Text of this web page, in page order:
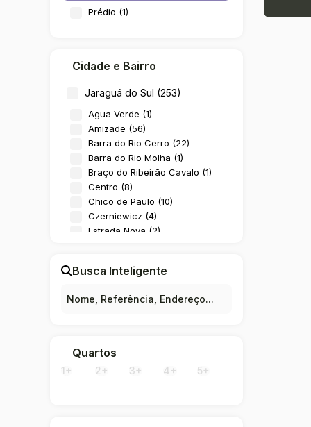
Prédio (1)
Cidade e Bairro
Jaraguá do Sul (253)
Água Verde (1)
Amizade (56)
Barra do Rio Cerro (22)
Barra do Rio Molha (1)
Braço do Ribeirão Cavalo (1)
Centro (8)
Chico de Paulo (10)
Czerniewicz (4)
Estrada Nova (2)
Jaraguá 99 (3)
João Pessoa (2)
Rau (39)
Rio Cerro I (8)
Busca Inteligente
Quartos
1+ 2+ 3+ 4+ 5+